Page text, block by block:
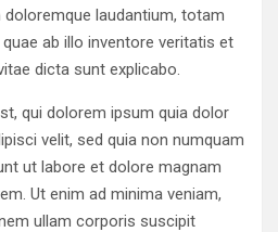
laudantium, totam
ab illo inventore veritatis et
dicta sunt explicabo.
qui dolorem ipsum quia dolor
velit, sed quia non numquam
ut labore et dolore magnam
Ut enim ad minima veniam,
ullam corporis suscipit